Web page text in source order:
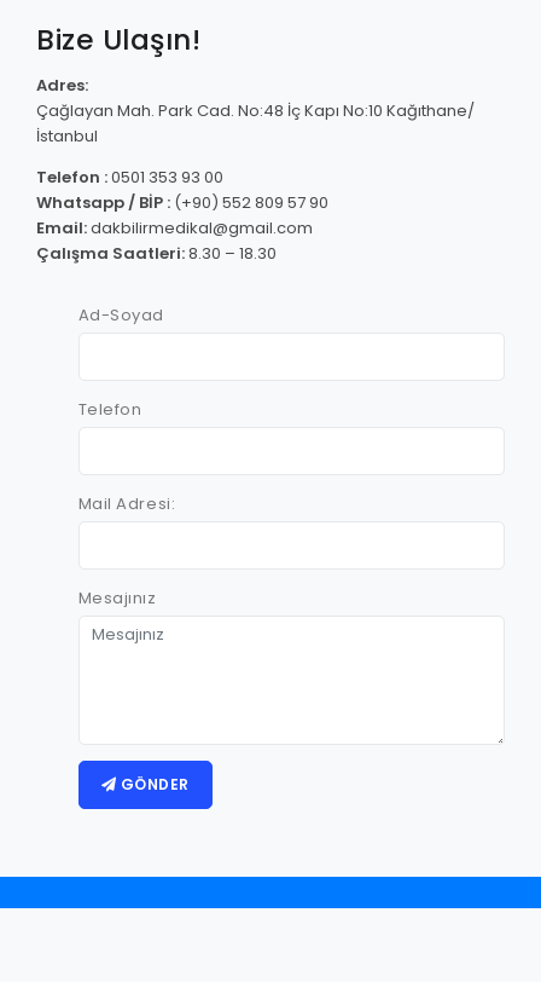
Bize Ulaşın!
Adres:
Çağlayan Mah. Park Cad. No:48 İç Kapı No:10 Kağıthane/
İstanbul
Telefon :0501 353 93 00
Whatsapp / BİP : (+90) 552 809 57 90
Email:dakbilirmedikal@gmail.com
Çalışma Saatleri:8.30 – 18.30
Ad-Soyad
Telefon
Mail Adresi:
Mesajınız
GÖNDER